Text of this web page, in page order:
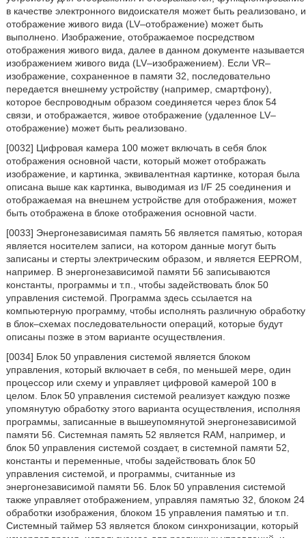
в качестве электронного видоискателя может быть реализовано, и
отображение живого вида (LV–отображение) может быть
выполнено. Изображение, отображаемое посредством
отображения живого вида, далее в данном документе называется
изображением живого вида (LV–изображением). Если VR–
изображение, сохраненное в памяти 32, последовательно
передается внешнему устройству (например, смартфону),
которое беспроводным образом соединяется через блок 54
связи, и отображается, живое отображение (удаленное LV–
отображение) может быть реализовано.
[0032] Цифровая камера 100 может включать в себя блок
отображения основной части, который может отображать
изображение, и картинка, эквивалентная картинке, которая была
описана выше как картинка, выводимая из I/F 25 соединения и
отображаемая на внешнем устройстве для отображения, может
быть отображена в блоке отображения основной части.
[0033] Энергонезависимая память 56 является памятью, которая
является носителем записи, на котором данные могут быть
записаны и стерты электрическим образом, и является EEPROM,
например. В энергонезависимой памяти 56 записываются
константы, программы и т.п., чтобы задействовать блок 50
управления системой. Программа здесь ссылается на
компьютерную программу, чтобы исполнять различную обработку
в блок–схемах последовательности операций, которые будут
описаны позже в этом варианте осуществления.
[0034] Блок 50 управления системой является блоком
управления, который включает в себя, по меньшей мере, один
процессор или схему и управляет цифровой камерой 100 в
целом. Блок 50 управления системой реализует каждую позже
упомянутую обработку этого варианта осуществления, исполняя
программы, записанные в вышеупомянутой энергонезависимой
памяти 56. Системная память 52 является RAM, например, и
блок 50 управления системой создает, в системной памяти 52,
константы и переменные, чтобы задействовать блок 50
управления системой, и программы, считанные из
энергонезависимой памяти 56. Блок 50 управления системой
также управляет отображением, управляя памятью 32, блоком 24
обработки изображения, блоком 15 управления памятью и т.п.
Системный таймер 53 является блоком синхронизации, который